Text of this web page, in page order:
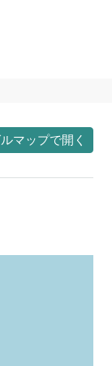
マップで開く